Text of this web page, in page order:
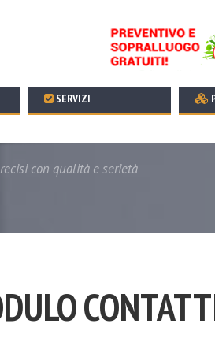
SERVIZI
con qualità e serietà